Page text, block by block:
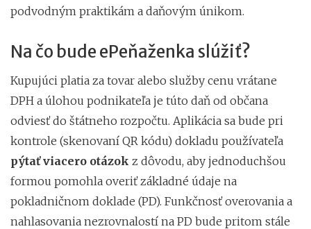
podvodným praktikám a daňovým únikom.
Na čo bude ePeňaženka slúžiť?
Kupujúci platia za tovar alebo služby cenu vrátane
DPH a úlohou podnikateľa je túto daň od občana
odviesť do štátneho rozpočtu. Aplikácia sa bude pri
kontrole (skenovaní QR kódu) dokladu používateľa
pýtať viacero otázok z dôvodu, aby jednoduchšou
formou pomohla overiť základné údaje na
pokladničnom doklade (PD). Funkčnosť overovania a
nahlasovania nezrovnalostí na PD bude pritom stále